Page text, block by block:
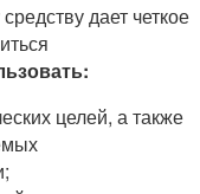
дает четкое
целей, а также